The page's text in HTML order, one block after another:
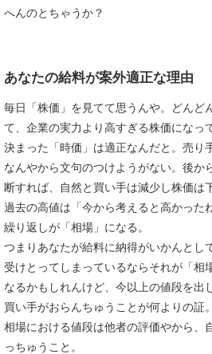
へんのとちゃうか？
あなたの給料が案外適正な理由
毎日「株価」を見てて思うんや。どんど
て、企業の実力より高すぎる株価になっ
決まった「時価」は適正なんだと。売り
なんやから文句のつけようがない。後か
断すれば、自然と買い手は減少し株価は
過去の高値は「今から考えると高かった
繰り返しが「相場」になる。
つまりあなたが給料に納得がいかんとし
受けとってしまっているならそれが「相
なるかもしれんけど、今以上の値段を出
買い手がおらんちゅうことが何よりの証。
相場における値段は他者の評価やから、
っちゅうこと。